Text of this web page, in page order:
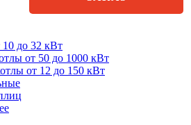
до 32 кВт
от 50 до 1000 кВт
от 12 до 150 кВт